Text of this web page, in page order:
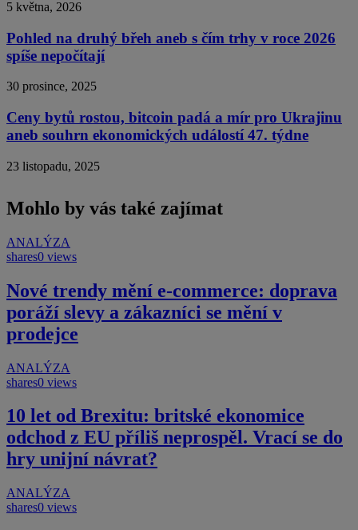
5 května, 2026
Pohled na druhý břeh aneb s čím trhy v roce 2026
spíše nepočítají
30 prosince, 2025
Ceny bytů rostou, bitcoin padá a mír pro Ukrajinu
aneb souhrn ekonomických událostí 47. týdne
23 listopadu, 2025
Mohlo by vás také zajímat
ANALÝZA
shares0 views
Nové trendy mění e-commerce: doprava
poráží slevy a zákazníci se mění v
prodejce
ANALÝZA
shares0 views
10 let od Brexitu: britské ekonomice
odchod z EU příliš neprospěl. Vrací se do
hry unijní návrat?
ANALÝZA
shares0 views